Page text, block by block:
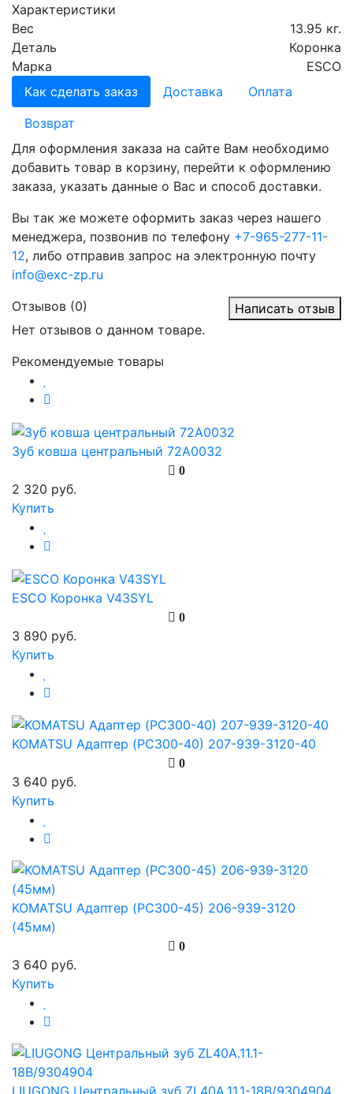
Характеристики
Вес
13.95 кг.
Деталь
Коронка
Марка
ESCO
Как сделать заказ
Доставка
Оплата
Возврат
Для оформления заказа на сайте Вам необходимо
добавить товар в корзину, перейти к оформлению
заказа, указать данные о Вас и способ доставки.
Вы так же можете оформить заказ через нашего
менеджера, позвонив по телефону +7-965-277-11-
12, либо отправив запрос на электронную почту
info@exc-zp.ru
Отзывов (0)
Написать отзыв
Нет отзывов о данном товаре.
Рекомендуемые товары
Зуб ковша центральный 72А0032
0
2 320 руб.
Купить
ESCO Коронка V43SYL
0
3 890 руб.
Купить
KOMATSU Адаптер (PC300-40) 207-939-3120-40
0
3 640 руб.
Купить
KOMATSU Адаптер (PC300-45) 206-939-3120
(45мм)
0
3 640 руб.
Купить